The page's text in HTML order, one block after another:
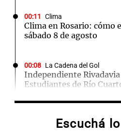
00:11 Clima
Clima en Rosario: cómo
sábado 8 de agosto
00:08 La Cadena del Gol
Independiente
Estudiantes de Río
ClimaEscuchá